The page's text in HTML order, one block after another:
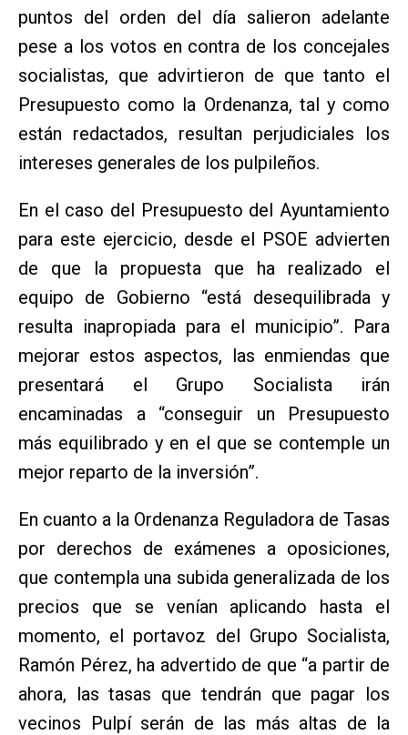
puntos del orden del día salieron adelante
pese a los votos en contra de los concejales
socialistas, que advirtieron de que tanto el
Presupuesto como la Ordenanza, tal y como
están redactados, resultan perjudiciales los
intereses generales de los pulpileños.
En el caso del Presupuesto del Ayuntamiento
para este ejercicio, desde el PSOE advierten
de que la propuesta que ha realizado el
equipo de Gobierno “está desequilibrada y
resulta inapropiada para el municipio”. Para
mejorar estos aspectos, las enmiendas que
presentará el Grupo Socialista irán
encaminadas a “conseguir un Presupuesto
más equilibrado y en el que se contemple un
mejor reparto de la inversión”.
En cuanto a la Ordenanza Reguladora de Tasas
por derechos de exámenes a oposiciones,
que contempla una subida generalizada de los
precios que se venían aplicando hasta el
momento, el portavoz del Grupo Socialista,
Ramón Pérez, ha advertido de que “a partir de
ahora, las tasas que tendrán que pagar los
vecinos Pulpí serán de las más altas de la